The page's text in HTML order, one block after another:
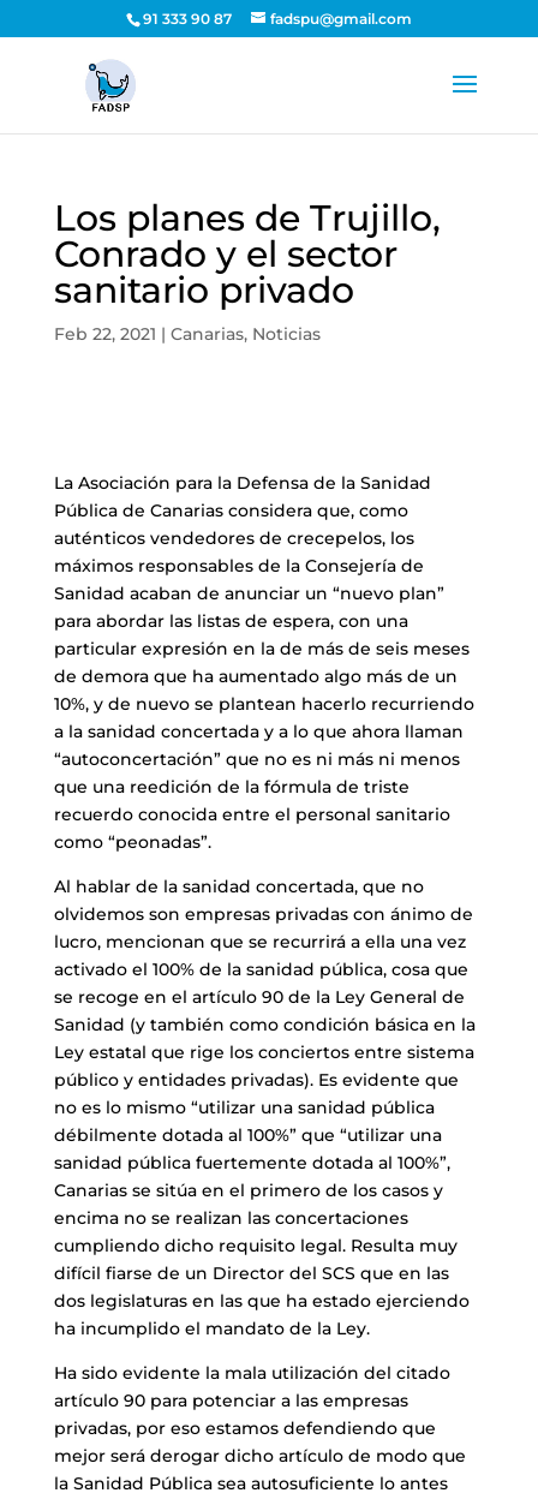
91 333 90 87 fadspu@gmail.com
Los planes de Trujillo,
Conrado y el sector
sanitario privado
Feb 22, 2021 | Canarias, Noticias
La Asociación para la Defensa de la Sanidad
Pública de Canarias considera que, como
auténticos vendedores de crecepelos, los
máximos responsables de la Consejería de
Sanidad acaban de anunciar un “nuevo plan”
para abordar las listas de espera, con una
particular expresión en la de más de seis meses
de demora que ha aumentado algo más de un
10%, y de nuevo se plantean hacerlo recurriendo
a la sanidad concertada y a lo que ahora llaman
“autoconcertación” que no es ni más ni menos
que una reedición de la fórmula de triste
recuerdo conocida entre el personal sanitario
como “peonadas”.
Al hablar de la sanidad concertada, que no
olvidemos son empresas privadas con ánimo de
lucro, mencionan que se recurrirá a ella una vez
activado el 100% de la sanidad pública, cosa que
se recoge en el artículo 90 de la Ley General de
Sanidad (y también como condición básica en la
Ley estatal que rige los conciertos entre sistema
público y entidades privadas). Es evidente que
no es lo mismo “utilizar una sanidad pública
débilmente dotada al 100%” que “utilizar una
sanidad pública fuertemente dotada al 100%”,
Canarias se sitúa en el primero de los casos y
encima no se realizan las concertaciones
cumpliendo dicho requisito legal. Resulta muy
difícil fiarse de un Director del SCS que en las
dos legislaturas en las que ha estado ejerciendo
ha incumplido el mandato de la Ley.
Ha sido evidente la mala utilización del citado
artículo 90 para potenciar a las empresas
privadas, por eso estamos defendiendo que
mejor será derogar dicho artículo de modo que
la Sanidad Pública sea autosuficiente lo antes